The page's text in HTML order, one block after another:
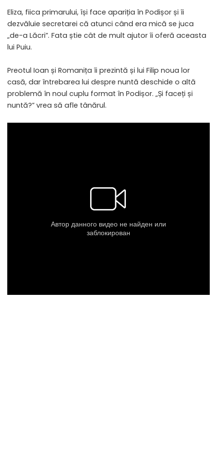
Eliza, fiica primarului, își face apariția în Podișor și îi
dezvăluie secretarei că atunci când era mică se juca
„de-a Lăcri”. Fata știe cât de mult ajutor îi oferă aceasta
lui Puiu.
Preotul Ioan și Romanița îi prezintă și lui Filip noua lor
casă, dar întrebarea lui despre nuntă deschide o altă
problemă în noul cuplu format în Podișor. „Și faceți și
nuntă?” vrea să afle tânărul.